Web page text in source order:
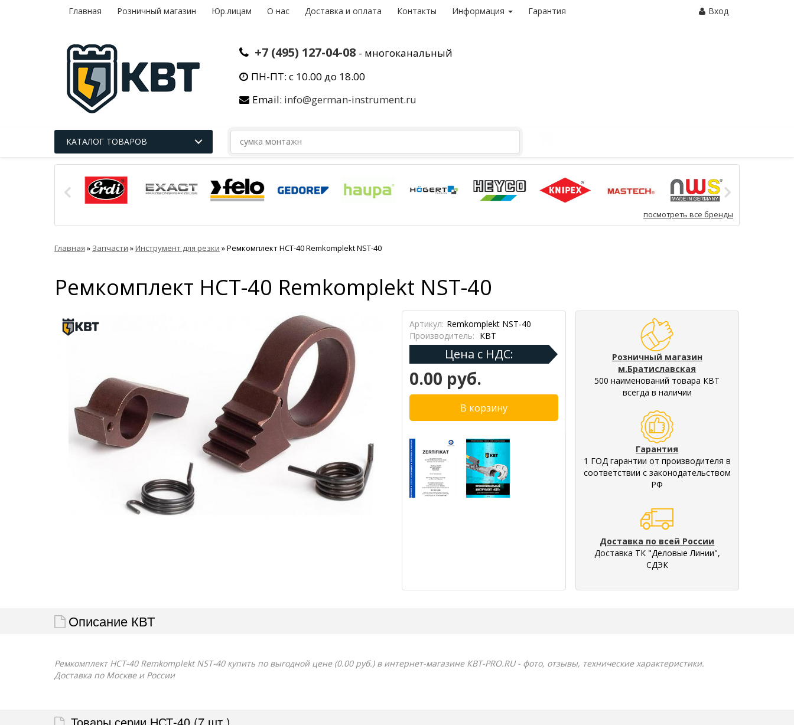
Главная Розничный магазин Юр.лицам О нас Доставка и оплата Контакты Информация Гарантия Вход
+7 (495) 127-04-08 - многоканальный
ПН-ПТ: с 10.00 до 18.00
Email: info@german-instrument.ru
КАТАЛОГ ТОВАРОВ
посмотреть все бренды
Главная » Запчасти »Инструмент для резки »Ремкомплект НСТ-40 Remkomplekt NST-40
Ремкомплект НСТ-40 Remkomplekt NST-40
Артикул: Remkomplekt NST-40
Производитель: КВТ
Цена с НДС:
0.00 руб.
Розничный магазин
м.Братиславская
500 наименований товара КВТ
всегда в наличии
Гарантия
1 ГОД гарантии от производителя в
соответствии с законодательством
РФ
Доставка по всей России
Доставка ТК "Деловые Линии",
СДЭК
Описание КВТ
Ремкомплект НСТ-40 Remkomplekt NST-40 купить по выгодной цене (0.00 руб.) в интернет-магазине КВТ-PRO.RU - фото, отзывы, технические характеристики.
Доставка по Москве и России
Товары серии НСТ-40 (7 шт.)